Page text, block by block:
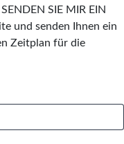
SIE MIR EIN
und senden Ihnen ein
Zeitplan für die